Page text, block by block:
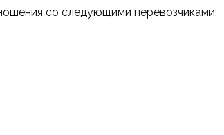
со следующими перевозчиками: